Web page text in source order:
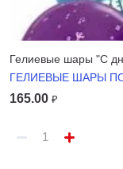
Гелиевые шары "С
ГЕЛИЕВЫЕ ШАРЫ
165.00 ₽